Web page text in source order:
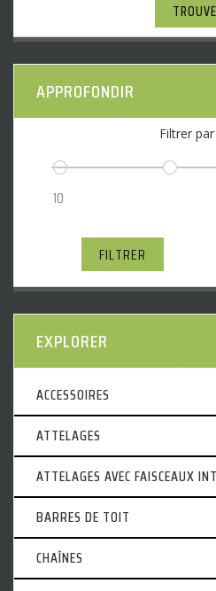
APPROFONDIR
Filtrer
FILTRER
EXPLORER
ACCESSOIRES
ATTELAGES
ATTELAGES AVEC FAISCEAUX
BARRES DE TOIT
CHAÎNES